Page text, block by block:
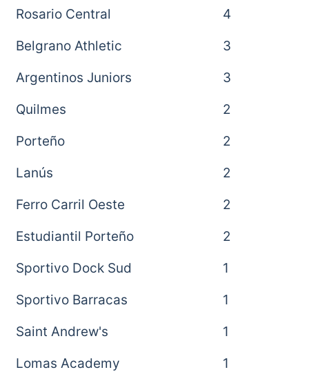
Rosario Central
4
Belgrano Athletic
3
Argentinos Juniors
3
Quilmes
2
Porteño
2
Lanús
2
Ferro Carril Oeste
2
Estudiantil Porteño
2
Sportivo Dock Sud
1
Sportivo Barracas
1
Saint Andrew's
1
Lomas Academy
1